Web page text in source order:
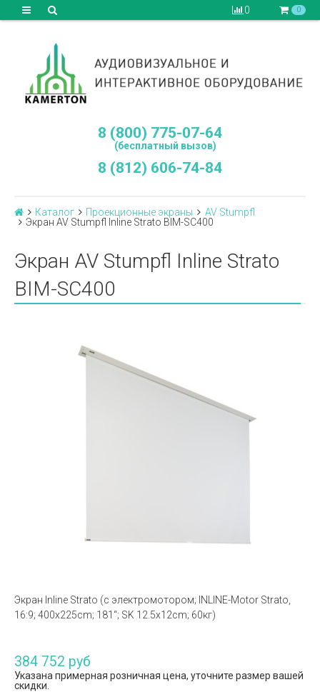
0 0
8 (800) 775-07-64
(бесплатный вызов)
8 (812) 606-74-84
Каталог Проекционные экраны
AV Stumpfl
Экран AV Stumpfl Inline Strato BIM-SC400
Экран AV Stumpfl Inline Strato
BIM-SC400
Экран Inline Strato (с электромотором; INLINE-Motor Strato,
16:9; 400x225cm; 181“; SK 12.5x12cm; 60кг)
384 752 руб
Указана примерная розничная цена, уточните размер вашей
скидки.